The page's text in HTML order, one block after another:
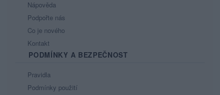
Nápověda
Podpořte nás
Co je nového
Kontakt
PODMÍNKY A BEZPEČNOST
Pravidla
Podmínky použití